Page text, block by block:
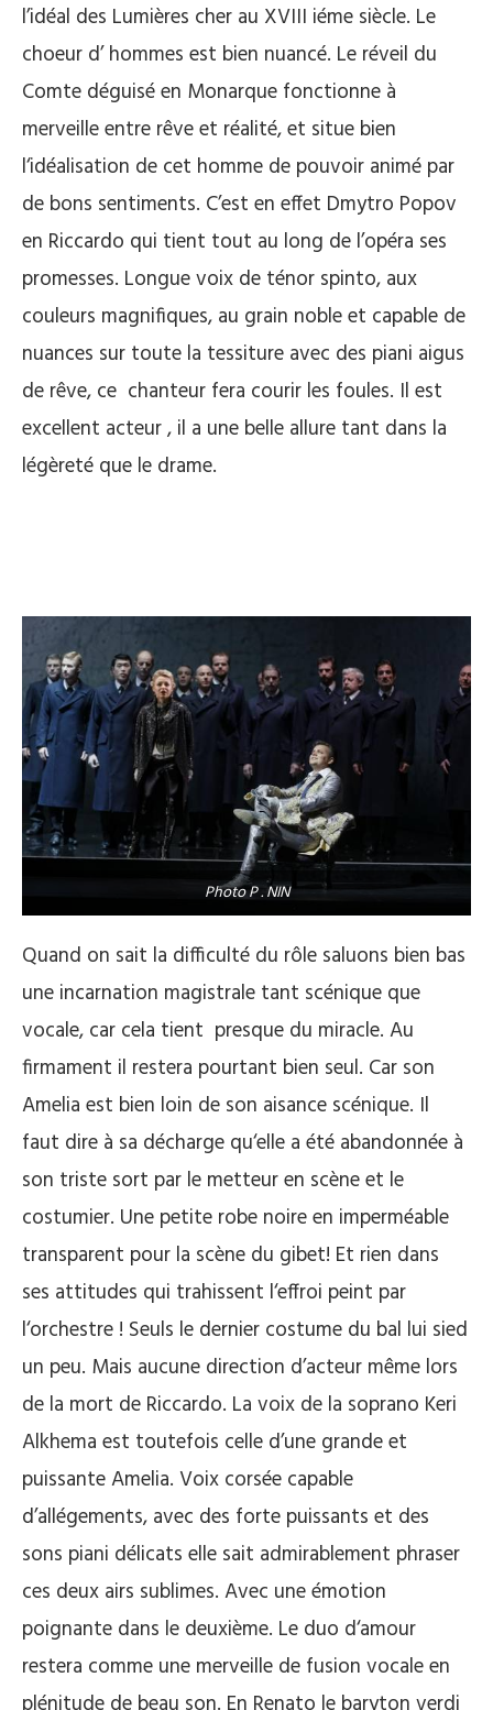
l’idéal des Lumières cher au XVIII iéme siècle. Le
choeur d’ hommes est bien nuancé. Le réveil du
Comte déguisé en Monarque fonctionne à
merveille entre rêve et réalité, et situe bien
l‘idéalisation de cet homme de pouvoir animé par
de bons sentiments. C’est en effet Dmytro Popov
en Riccardo qui tient tout au long de l’opéra ses
promesses. Longue voix de ténor spinto, aux
couleurs magnifiques, au grain noble et capable de
nuances sur toute la tessiture avec des piani aigus
de rêve, ce chanteur fera courir les foules. Il est
excellent acteur , il a une belle allure tant dans la
légèreté que le drame.
Photo P . NIN
Quand on sait la difficulté du rôle saluons bien bas
une incarnation magistrale tant scénique que
vocale, car cela tient presque du miracle. Au
firmament il restera pourtant bien seul. Car son
Amelia est bien loin de son aisance scénique. Il
faut dire à sa décharge qu‘elle a été abandonnée à
son triste sort par le metteur en scène et le
costumier. Une petite robe noire en imperméable
transparent pour la scène du gibet! Et rien dans
ses attitudes qui trahissent l‘effroi peint par
l‘orchestre ! Seuls le dernier costume du bal lui sied
un peu. Mais aucune direction d’acteur même lors
de la mort de Riccardo. La voix de la soprano Keri
Alkhema est toutefois celle d’une grande et
puissante Amelia. Voix corsée capable
d’allégements, avec des forte puissants et des
sons piani délicats elle sait admirablement phraser
ces deux airs sublimes. Avec une émotion
poignante dans le deuxième. Le duo d‘amour
restera comme une merveille de fusion vocale en